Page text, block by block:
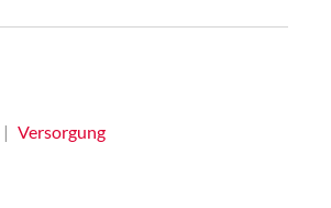
Versorgung